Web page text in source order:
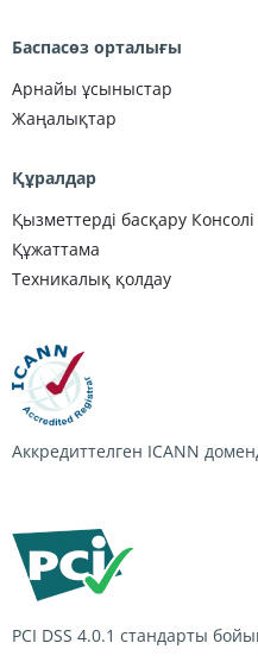
Баспасөз орталығы
Арнайы ұсыныстар
Жаңалықтар
Құралдар
Қызметтерді басқару Консолі
Құжаттама
Техникалық қолдау
Аккредиттелген ICANN
PCI DSS 4.0.1 стандарты